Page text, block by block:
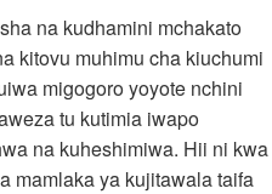
na kudhamini mchakato
kitovu muhimu cha kiuchumi
migogoro yoyote nchini
tu kutimia iwapo
na kuheshimiwa. Hii ni kwa
mamlaka ya kujitawala taifa